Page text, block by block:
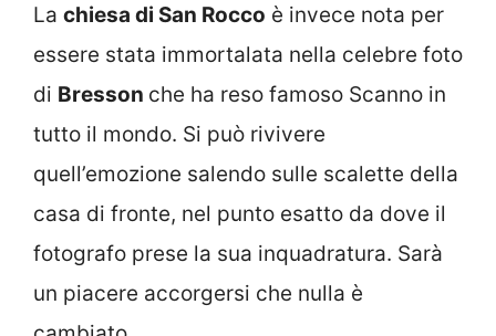
La chiesa di San Rocco è invece nota per
essere stata immortalata nella celebre foto
di Bresson che ha reso famoso Scanno in
tutto il mondo. Si può rivivere
quell’emozione salendo sulle scalette della
casa di fronte, nel punto esatto da dove il
fotografo prese la sua inquadratura. Sarà
un piacere accorgersi che nulla è